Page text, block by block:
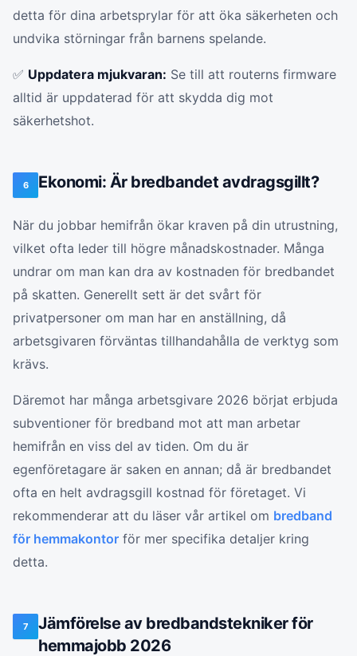
detta för dina arbetsprylar för att öka säkerheten och
undvika störningar från barnens spelande.
✅ Uppdatera mjukvaran: Se till att routerns firmware
alltid är uppdaterad för att skydda dig mot
säkerhetshot.
6 Ekonomi: Är bredbandet avdragsgillt?
När du jobbar hemifrån ökar kraven på din utrustning,
vilket ofta leder till högre månadskostnader. Många
undrar om man kan dra av kostnaden för bredbandet
på skatten. Generellt sett är det svårt för
privatpersoner om man har en anställning, då
arbetsgivaren förväntas tillhandahålla de verktyg som
krävs.
Däremot har många arbetsgivare 2026 börjat erbjuda
subventioner för bredband mot att man arbetar
hemifrån en viss del av tiden. Om du är
egenföretagare är saken en annan; då är bredbandet
ofta en helt avdragsgill kostnad för företaget. Vi
rekommenderar att du läser vår artikel om bredband
för hemmakontor för mer specifika detaljer kring
detta.
7
Jämförelse av bredbandstekniker för
hemmajobb 2026